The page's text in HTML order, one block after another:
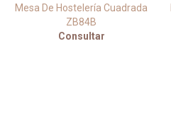
Mesa De Hostelería Cuadrada
ZB84B
Consultar